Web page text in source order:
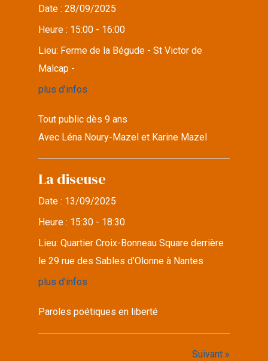
Date :28/09/2025
Heure : 15:00 - 16:00
Lieu: Ferme de la Bégude - St Victor de
Malcap -
plus d'infos
Tout public dès 9 ans
Avec Léna Noury-Mazel et Karine Mazel
La diseuse
Date : 13/09/2025
Heure : 15:30 - 18:30
Lieu:Quartier Croix-Bonneau Square derrière
le 29 rue des Sables d’Olonne à Nantes
plus d'infos
Paroles poétiques en liberté
Suivant »